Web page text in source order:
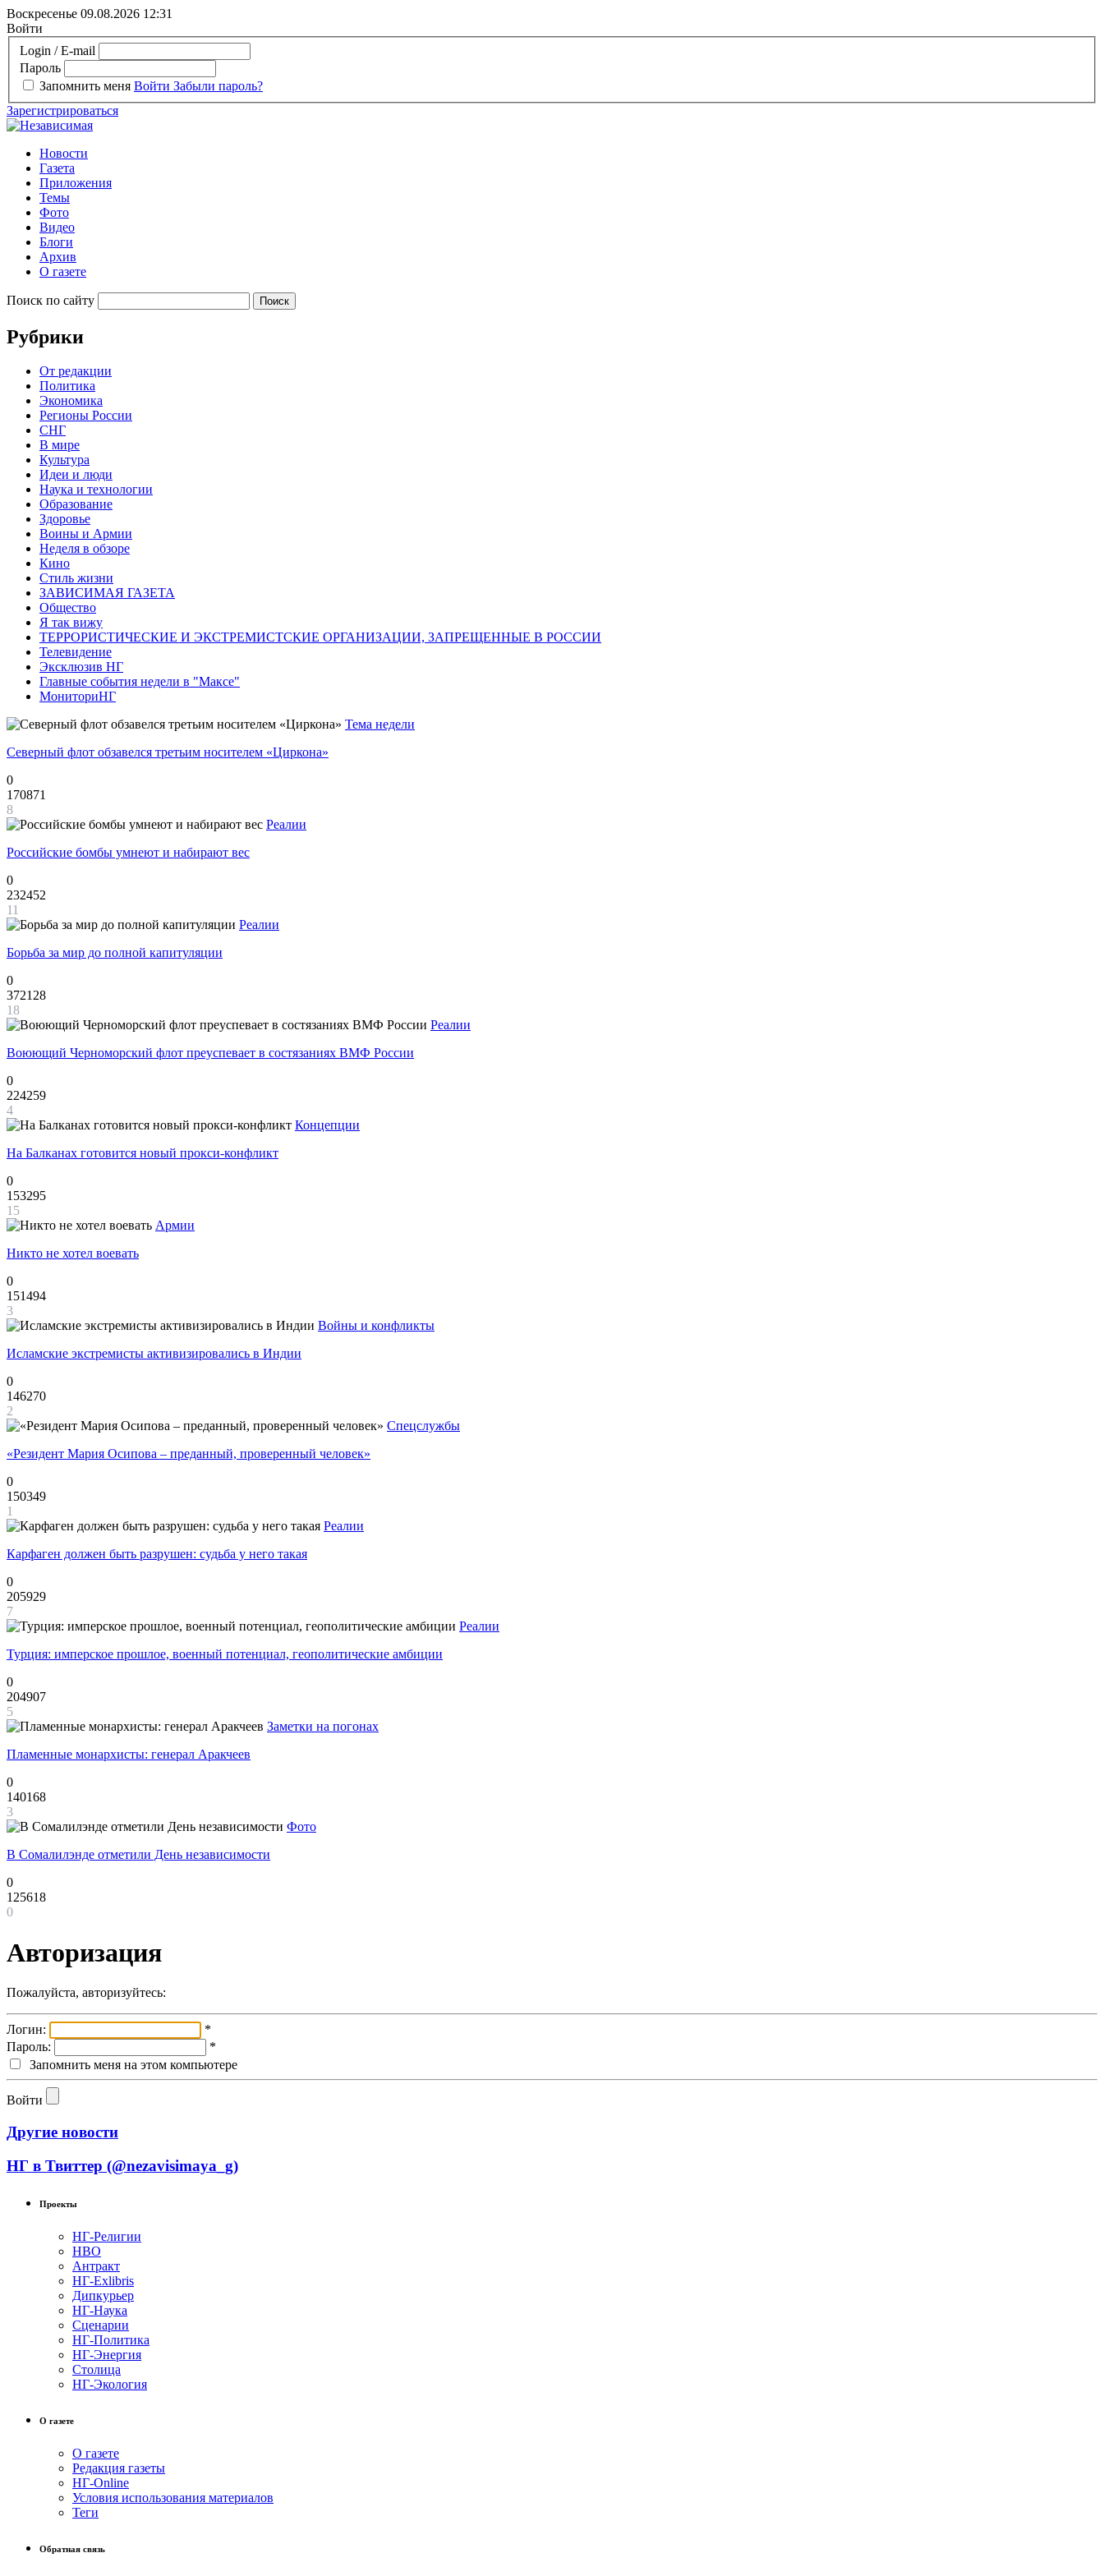
Воскресенье 09.08.2026 12:31
Войти
Login / E-mail
Пароль
Запомнить меня Войти Забыли пароль?
Зарегистрироваться
Новости
Газета
Приложения
Темы
Фото
Видео
Блоги
Архив
О газете
Поиск по сайту
Рубрики
От редакции
Политика
Экономика
Регионы России
СНГ
В мире
Культура
Идеи и люди
Наука и технологии
Образование
Здоровье
Воины и Армии
Неделя в обзоре
Кино
Стиль жизни
ЗАВИСИМАЯ ГАЗЕТА
Общество
Я так вижу
ТЕРРОРИСТИЧЕСКИЕ И ЭКСТРЕМИСТСКИЕ ОРГАНИЗАЦИИ, ЗАПРЕЩЕННЫЕ В РОССИИ
Телевидение
Эксклюзив НГ
Главные события недели в "Максе"
МониториНГ
Тема недели
Северный флот обзавелся третьим носителем «Циркона»
0
170871
8
Реалии
Российские бомбы умнеют и набирают вес
0
232452
11
Реалии
Борьба за мир до полной капитуляции
0
372128
18
Реалии
Воюющий Черноморский флот преуспевает в состязаниях ВМФ России
0
224259
4
Концепции
На Балканах готовится новый прокси-конфликт
0
153295
15
Армии
Никто не хотел воевать
0
151494
3
Войны и конфликты
Исламские экстремисты активизировались в Индии
0
146270
2
Спецслужбы
«Резидент Мария Осипова – преданный, проверенный человек»
0
150349
1
Реалии
Карфаген должен быть разрушен: судьба у него такая
0
205929
7
Реалии
Турция: имперское прошлое, военный потенциал, геополитические амбиции
0
204907
5
Заметки на погонах
Пламенные монархисты: генерал Аракчеев
0
140168
3
Фото
В Сомалилэнде отметили День независимости
0
125618
0
Авторизация
Пожалуйста, авторизуйтесь:
Логин:
*
Пароль:
*
Запомнить меня на этом компьютере
Войти
Другие новости
НГ в Твиттер (@nezavisimaya_g)
Проекты
НГ-Религии
НВО
Антракт
НГ-Exlibris
Дипкурьер
НГ-Наука
Сценарии
НГ-Политика
НГ-Энергия
Столица
НГ-Экология
О газете
О газете
Редакция газеты
НГ-Online
Условия использования материалов
Теги
Обратная связь